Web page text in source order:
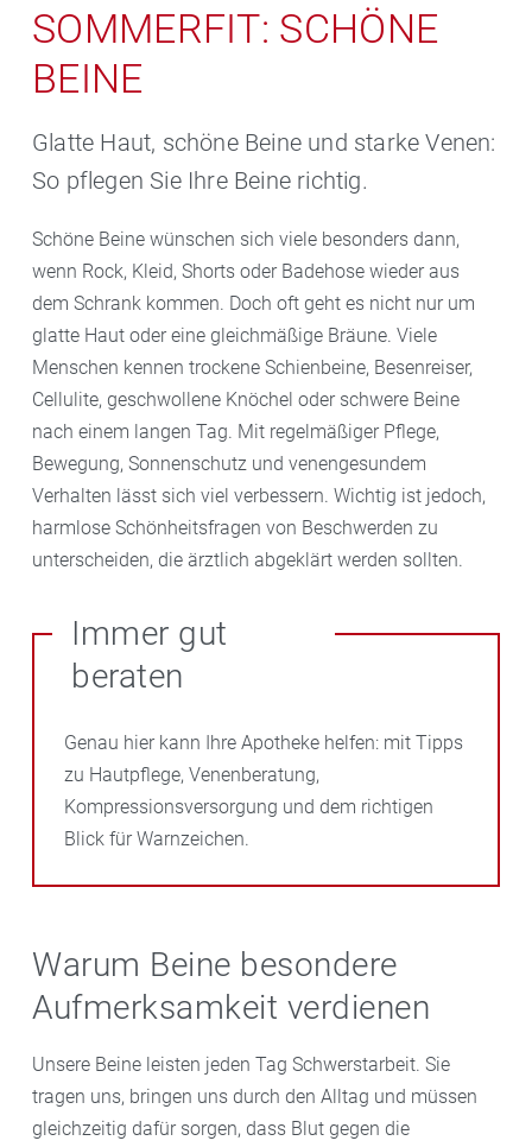
SOMMERFIT: SCHÖNE
BEINE
Glatte Haut, schöne Beine und starke Venen:
So pflegen Sie Ihre Beine richtig.
Schöne Beine wünschen sich viele besonders dann,
wenn Rock, Kleid, Shorts oder Badehose wieder aus
dem Schrank kommen. Doch oft geht es nicht nur um
glatte Haut oder eine gleichmäßige Bräune. Viele
Menschen kennen trockene Schienbeine, Besenreiser,
Cellulite, geschwollene Knöchel oder schwere Beine
nach einem langen Tag. Mit regelmäßiger Pflege,
Bewegung, Sonnenschutz und venengesundem
Verhalten lässt sich viel verbessern. Wichtig ist jedoch,
harmlose Schönheitsfragen von Beschwerden zu
unterscheiden, die ärztlich abgeklärt werden sollten.
Immer gut
beraten
Genau hier kann Ihre Apotheke helfen: mit Tipps
zu Hautpflege, Venenberatung,
Kompressionsversorgung und dem richtigen
Blick für Warnzeichen.
Warum Beine besondere
Aufmerksamkeit verdienen
Unsere Beine leisten jeden Tag Schwerstarbeit. Sie
tragen uns, bringen uns durch den Alltag und müssen
gleichzeitig dafür sorgen, dass Blut gegen die